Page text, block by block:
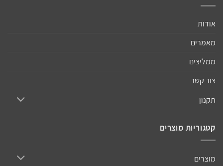
אודות
מאמרים
ממליצים
צור קשר
תקנון
קטגוריות מוצרים
מוצרים